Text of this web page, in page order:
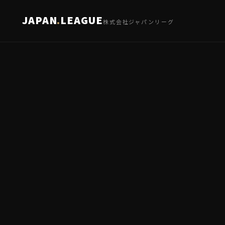
JAPAN.LEAGUE株式会社ジャパンリーグ